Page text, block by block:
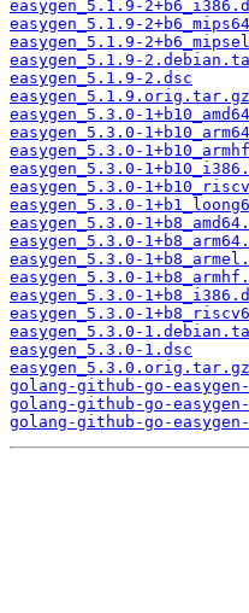
easygen_5.1.9-
easygen_5.1.9-
easygen_5.1.9-
easygen_5.1.9-
easygen_5.1.9-2.dsc
easygen_5.1.9.orig.tar.gz
easygen_5.3.0-
easygen_5.3.0-
easygen_5.3.0-
easygen_5.3.0-
easygen_5.3.0-
easygen_5.3.0-
easygen_5.3.0-
easygen_5.3.0-
easygen_5.3.0-
easygen_5.3.0-
easygen_5.3.0-
easygen_5.3.0-
easygen_5.3.0-
easygen_5.3.0-1.dsc
easygen_5.3.0.orig.tar.gz
golang-github-go-
golang-github-go-
golang-github-go-